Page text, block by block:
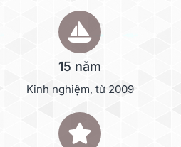
15 năm
Kinh nghiệm, từ 2009